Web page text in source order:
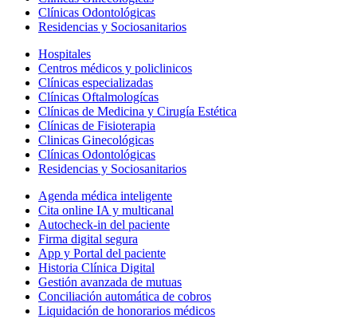
Clínicas Odontológicas
Residencias y Sociosanitarios
Hospitales
Centros médicos y policlinicos
Clínicas especializadas
Clínicas Oftalmologícas
Clínicas de Medicina y Cirugía Estética
Clínicas de Fisioterapia
Clinicas Ginecológicas
Clínicas Odontológicas
Residencias y Sociosanitarios
Agenda médica inteligente
Cita online IA y multicanal
Autocheck-in del paciente
Firma digital segura
App y Portal del paciente
Historia Clínica Digital
Gestión avanzada de mutuas
Conciliación automática de cobros
Liquidación de honorarios médicos